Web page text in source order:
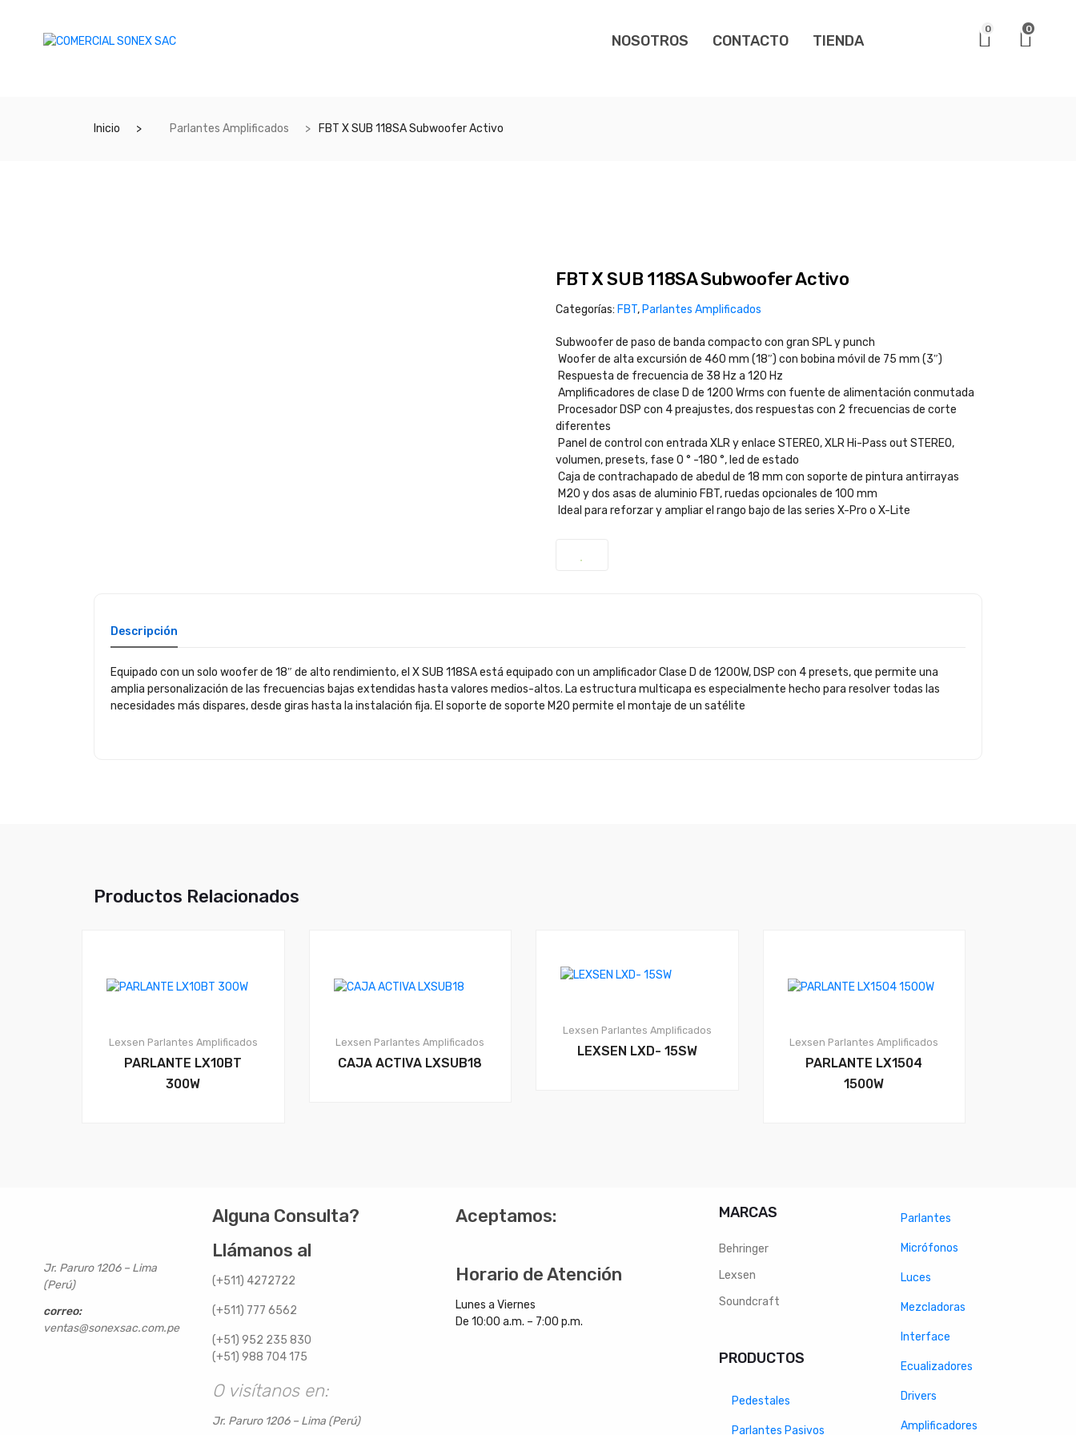
NOSOTROS CONTACTO TIENDA
0 0
Inicio Parlantes Amplificados FBT X SUB 118SA Subwoofer Activo
FBT X SUB 118SA Subwoofer Activo
Categorías: FBT, Parlantes Amplificados
Subwoofer de paso de banda compacto con gran SPL y punch
Woofer de alta excursión de 460 mm (18″) con bobina móvil de 75 mm (3″)
Respuesta de frecuencia de 38 Hz a 120 Hz
Amplificadores de clase D de 1200 Wrms con fuente de alimentación conmutada
Procesador DSP con 4 preajustes, dos respuestas con 2 frecuencias de corte
diferentes
Panel de control con entrada XLR y enlace STEREO, XLR Hi-Pass out STEREO,
volumen, presets, fase 0 ° -180 °, led de estado
Caja de contrachapado de abedul de 18 mm con soporte de pintura antirrayas
M20 y dos asas de aluminio FBT, ruedas opcionales de 100 mm
Ideal para reforzar y ampliar el rango bajo de las series X-Pro o X-Lite
Descripción
Equipado con un solo woofer de 18″ de alto rendimiento, el X SUB 118SA está equipado con un amplificador Clase D de 1200W, DSP con 4 presets, que permite una
amplia personalización de las frecuencias bajas extendidas hasta valores medios-altos. La estructura multicapa es especialmente hecho para resolver todas las
necesidades más dispares, desde giras hasta la instalación fija. El soporte de soporte M20 permite el montaje de un satélite
Productos Relacionados
Lexsen Parlantes Amplificados
PARLANTE LX10BT
300W
Lexsen Parlantes Amplificados
CAJA ACTIVA LXSUB18
Lexsen Parlantes Amplificados
LEXSEN LXD- 15SW
Lexsen Parlantes Amplificados
PARLANTE LX1504
1500W
Jr. Paruro 1206 – Lima
(Perú)
correo:
ventas@sonexsac.com.pe
Alguna Consulta?
Llámanos al
(+511) 4272722
(+511) 777 6562
(+51) 952 235 830
(+51) 988 704 175
O visítanos en:
Jr. Paruro 1206 – Lima (Perú)
Aceptamos:
Horario de Atención
Lunes a Viernes
De 10:00 a.m. – 7:00 p.m.
MARCAS
Behringer
Lexsen
Soundcraft
PRODUCTOS
Pedestales
Parlantes Pasivos
Parlantes
Micrófonos
Luces
Mezcladoras
Interface
Ecualizadores
Drivers
Amplificadores